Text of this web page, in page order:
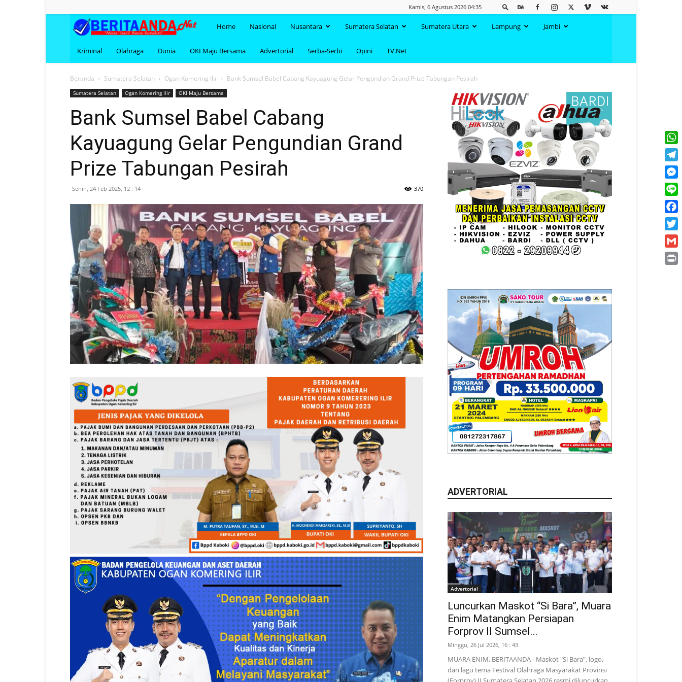
Kamis, 6 Agustus 2026 04:35
BERITAANDA.NET
Home Nasional Nusantara Sumatera Selatan Sumatera Utara Lampung Jambi
Kriminal Olahraga Dunia OKI Maju Bersama Advertorial Serba-Serbi Opini TV.Net
Beranda Sumatera Selatan Ogan Komering Ilir Bank Sumsel Babel Cabang Kayuagung Gelar Pengundian Grand Prize Tabungan Pesirah
Sumatera Selatan Ogan Komering Ilir OKI Maju Bersama
Bank Sumsel Babel Cabang
Kayuagung Gelar Pengundian Grand
Prize Tabungan Pesirah
Senin, 24 Feb 2025, 12 : 14 370
ADVERTORIAL
Advertorial
Luncurkan Maskot “Si Bara”, Muara
Enim Matangkan Persiapan
Forprov II Sumsel...
Minggu, 26 Jul 2026, 16 : 43
MUARA ENIM, BERITAANDA - Maskot "Si Bara", logo,
dan lagu tema Festival Olahraga Masyarakat Provinsi
Line